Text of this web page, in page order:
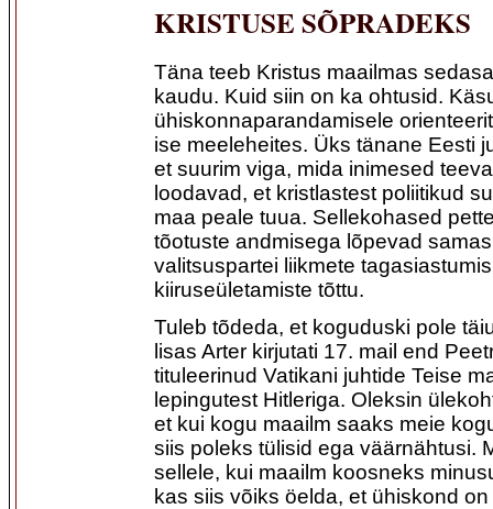
KRISTUSE SÕPRADEKS
Täna teeb Kristus maailmas
kaudu. Kuid siin on ka ohtusid.
ühiskonnaparandamisele
ise meeleheites. Üks tänane Eesti
et suurim viga, mida inimesed
loodavad, et kristlastest poliitikud
maa peale tuua. Sellekohased
tõotuste andmisega lõpevad
valitsuspartei liikmete
kiiruseületamiste tõttu.
Tuleb tõdeda, et koguduski pole
lisas Arter kirjutati 17. mail end
tituleerinud Vatikani juhtide Teise
lepingutest Hitleriga. Oleksin
et kui kogu maailm saaks meie
siis poleks tülisid ega väärnähtusi.
sellele, kui maailm koosneks
kas siis võiks öelda, et ühiskond